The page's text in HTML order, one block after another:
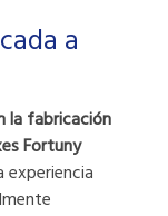
a
la fabricación
Fortuny